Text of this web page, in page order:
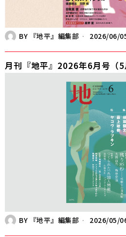
BY 『地平』編集部 2026/06/
月刊『地平』2026年6月号（5
BY 『地平』編集部 2026/05/